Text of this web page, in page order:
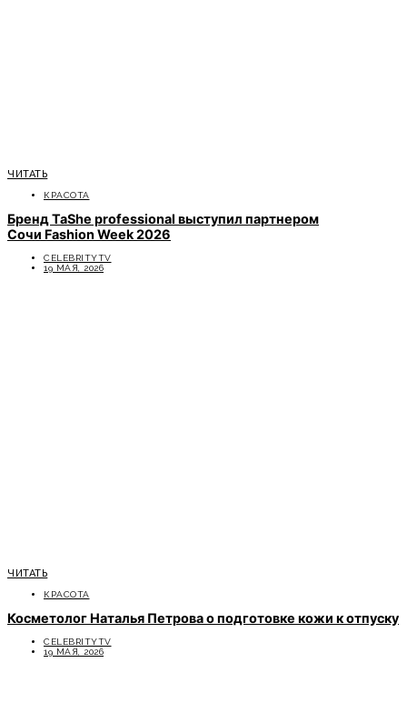
ЧИТАТЬ
КРАСОТА
Бренд TaShe professional выступил партнером
Сочи Fashion Week 2026
CELEBRITYTV
19 МАЯ, 2026
ЧИТАТЬ
КРАСОТА
Косметолог Наталья Петрова о подготовке кожи к отпуску
CELEBRITYTV
19 МАЯ, 2026